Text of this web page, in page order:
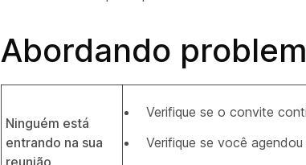
Abordando
Ninguém está
entrando na sua
reunião
Verifique se o convite
Verifique se você